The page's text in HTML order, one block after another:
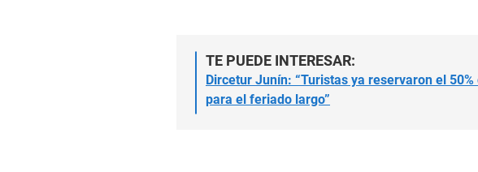
TE PUEDE INTERESAR:
Dircetur Junín: “Turistas ya reservaron el
para el feriado largo”